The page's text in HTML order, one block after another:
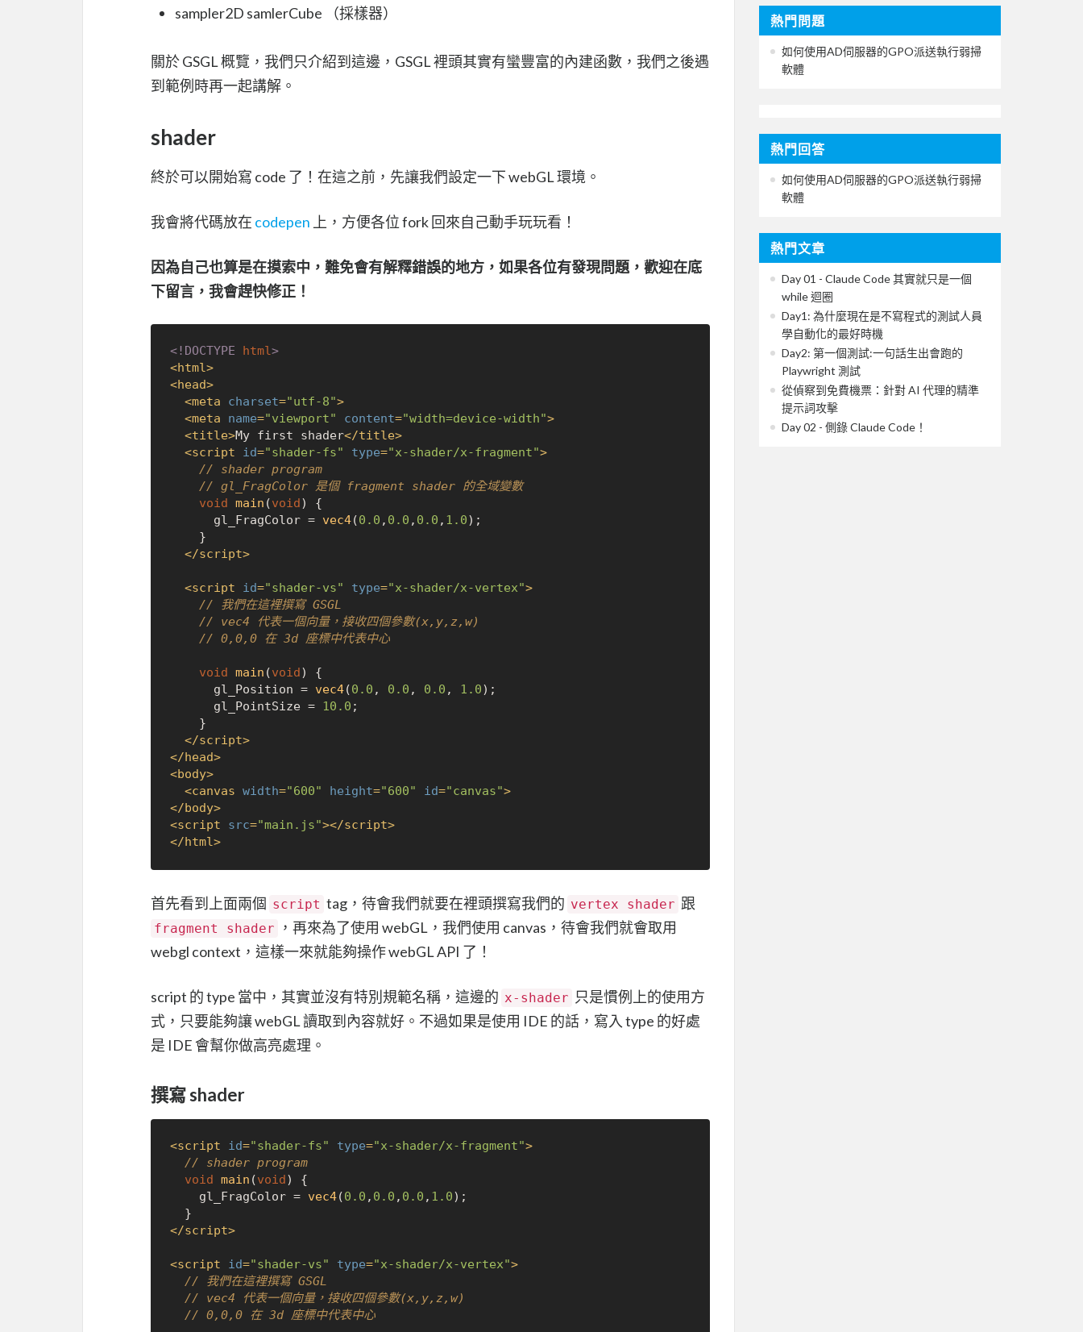
sampler2D samlerCube （採樣器）
關於 GSGL 概覽，我們只介紹到這邊，GSGL 裡頭其實有蠻豐富的內建函數，我們之後遇
到範例時再一起講解。
shader
終於可以開始寫 code 了！在這之前，先讓我們設定一下 webGL 環境。
我會將代碼放在 codepen 上，方便各位 fork 回來自己動手玩玩看！
因為自己也算是在摸索中，難免會有解釋錯誤的地方，如果各位有發現問題，歡迎在底
下留言，我會趕快修正！
<!DOCTYPE html>
<html>
<head>
<meta charset="utf-8">
<meta name="viewport" content="width=device-width">
<title>My first shader</title>
<script id="shader-fs" type="x-shader/x-fragment">
// shader program
// gl_FragColor 是個 fragment shader 的全域變數
void main (void) {
      gl_FragColor =
vec4(0.0 , 0.0 , 0.0 , 1.0);
</script>
<script id="shader-vs" type="x-shader/x-vertex">
// 我們在這裡撰寫 GSGL
// vec4 代表一個向量，接收四個參數(x,y,z,w)
// 0,0,0 在 3d 座標中代表中心
void main (void) {
      gl_Position =
vec4(0.0 , 0.0 , 0.0 , 1.0);
      gl_PointSize =
10.0 ;
</script>
</head>
<body>
<canvas width="600" height="600" id="canvas">
</body>
<script src="main.js"></script>
</html>
首先看到上面兩個 script tag，待會我們就要在裡頭撰寫我們的 vertex shader 跟
fragment shader
，再來為了使用 webGL，我們使用 canvas，待會我們就會取用
webgl context，這樣一來就能夠操作 webGL API 了！
script 的 type 當中，其實並沒有特別規範名稱，這邊的 x-shader 只是慣例上的使用方
式，只要能夠讓 webGL 讀取到內容就好。不過如果是使用 IDE 的話，寫入 type 的好處
是 IDE 會幫你做高亮處理。
撰寫 shader
<script id="shader-fs" type="x-shader/x-fragment">
// shader program
void main (void) {
    gl_FragColor =
vec4(0.0 , 0.0 , 0.0 , 1.0);
</script>
<script id="shader-vs" type="x-shader/x-vertex">
// 我們在這裡撰寫 GSGL
// vec4 代表一個向量，接收四個參數(x,y,z,w)
// 0,0,0 在 3d 座標中代表中心
熱門問題
如何使用AD伺服器的GPO派送執行弱掃
軟體
熱門回答
如何使用AD伺服器的GPO派送執行弱掃
軟體
熱門文章
Day 01 - Claude Code 其實就只是一個
while 迴圈
Day1: 為什麼現在是不寫程式的測試人員
學自動化的最好時機
Day2: 第一個測試:一句話生出會跑的
Playwright 測試
從偵察到免費機票：針對 AI 代理的精準
提示詞攻擊
Day 02 - 側錄 Claude Code！